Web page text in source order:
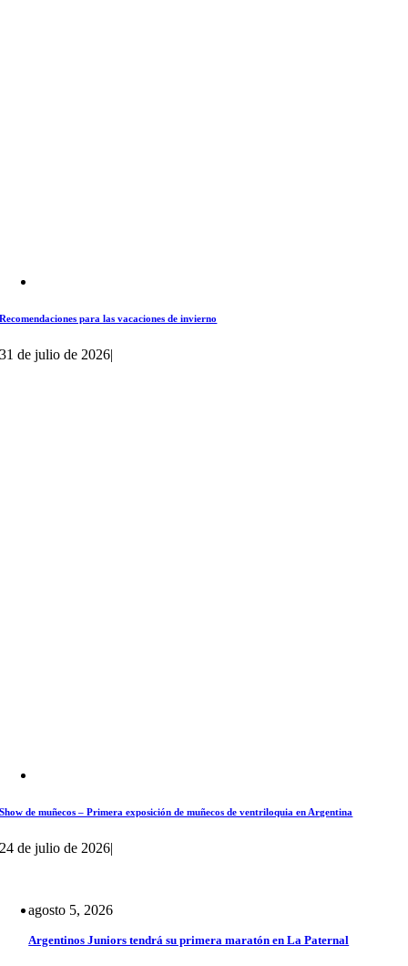
Recomendaciones para las vacaciones de invierno
31 de julio de 2026|
Show de muñecos – Primera exposición de muñecos de ventriloquia en Argentina
24 de julio de 2026|
agosto 5, 2026
Argentinos Juniors tendrá su primera maratón en La Paternal